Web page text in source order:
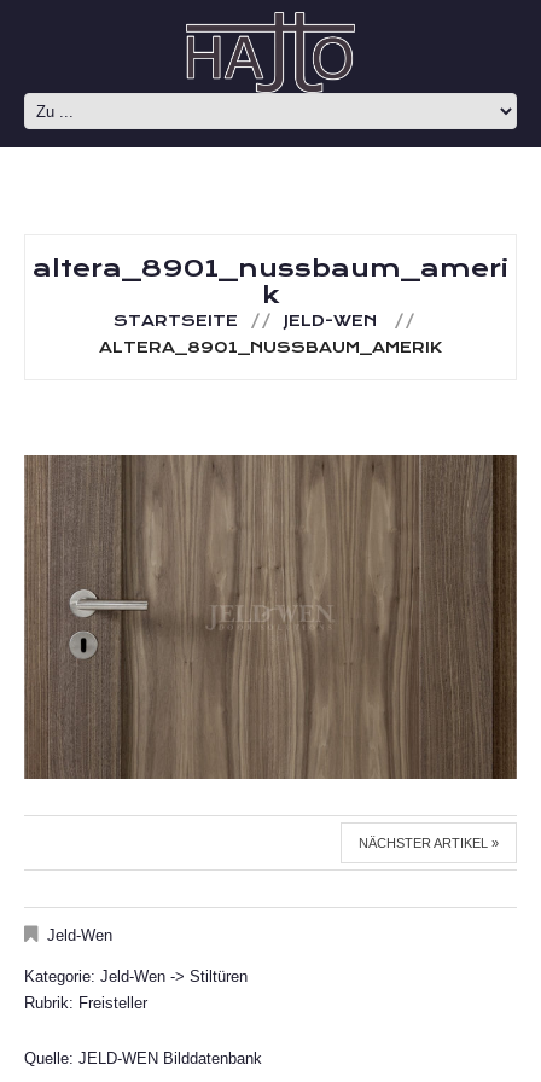
altera_8901_nussbaum_ameri
k
STARTSEITE
JELD-WEN
ALTERA_8901_NUSSBAUM_AMERIK
NÄCHSTER ARTIKEL »
Jeld-Wen
Kategorie: Jeld-Wen -> Stiltüren
Rubrik: Freisteller
Quelle: JELD-WEN Bilddatenbank